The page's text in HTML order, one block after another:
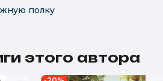
полку
этого автора